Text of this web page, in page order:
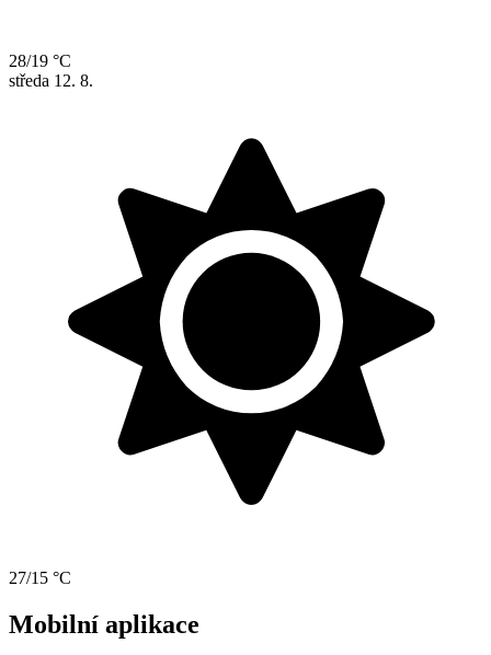
28/19 °C
středa 12. 8.
27/15 °C
Mobilní aplikace